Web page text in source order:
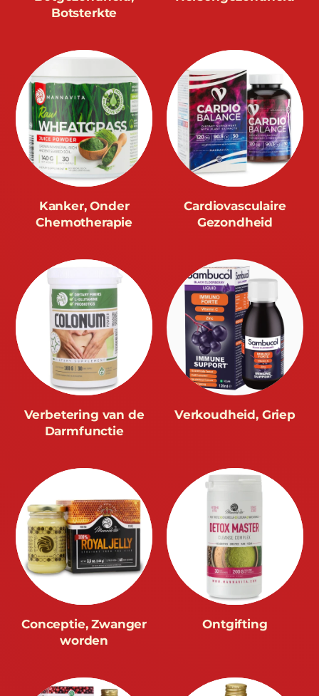
Botsterkte
Kanker, Onder
Chemotherapie
Cardiovasculaire
Gezondheid
Verbetering van de
Darmfunctie
Verkoudheid, Griep
Conceptie, Zwanger
worden
Ontgifting